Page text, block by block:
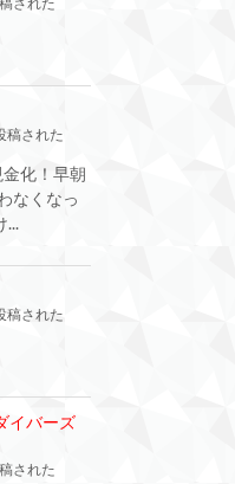
された
稿された
化！早朝
なくなっ
...
稿された
イバーズ
された